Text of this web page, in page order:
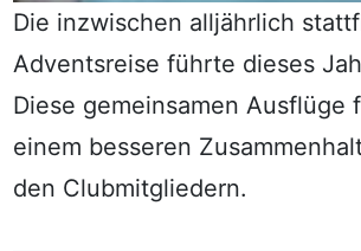
Die inzwischen alljährlich
Adventsreise führte dieses
Diese gemeinsamen Ausflüge
einem besseren
den Clubmitgliedern.